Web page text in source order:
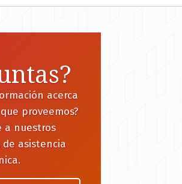
acerca
proveemos?
a nuestros
asistencia